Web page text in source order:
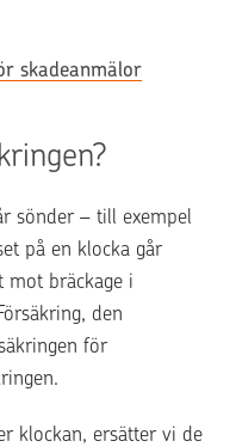
skadeanmälor
sönder – till exempel
på en klocka går
mot bräckage i
den
för
klockan, ersätter vi de